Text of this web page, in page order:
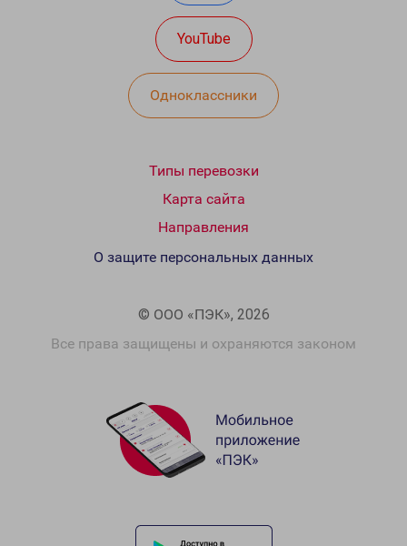
YouTube
Одноклассники
Типы перевозки
Карта сайта
Направления
© ООО «ПЭК», 2026
Все права защищены и охраняются законом
О защите персональных данных